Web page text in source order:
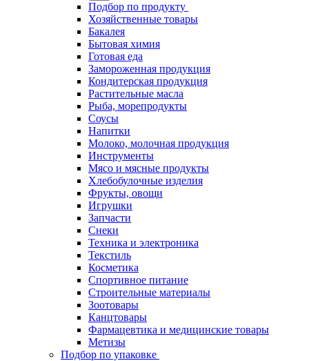
Подбор по продукту
Хозяйственные товары
Бакалея
Бытовая химия
Готовая еда
Замороженная продукция
Кондитерская продукция
Растительные масла
Рыба, морепродукты
Соусы
Напитки
Молоко, молочная продукция
Инструменты
Мясо и мясные продукты
Хлебобулочные изделия
Фрукты, овощи
Игрушки
Запчасти
Снеки
Техника и электроника
Текстиль
Косметика
Спортивное питание
Строительные материалы
Зоотовары
Канцтовары
Фармацевтика и медицинские товары
Метизы
Подбор по упаковке